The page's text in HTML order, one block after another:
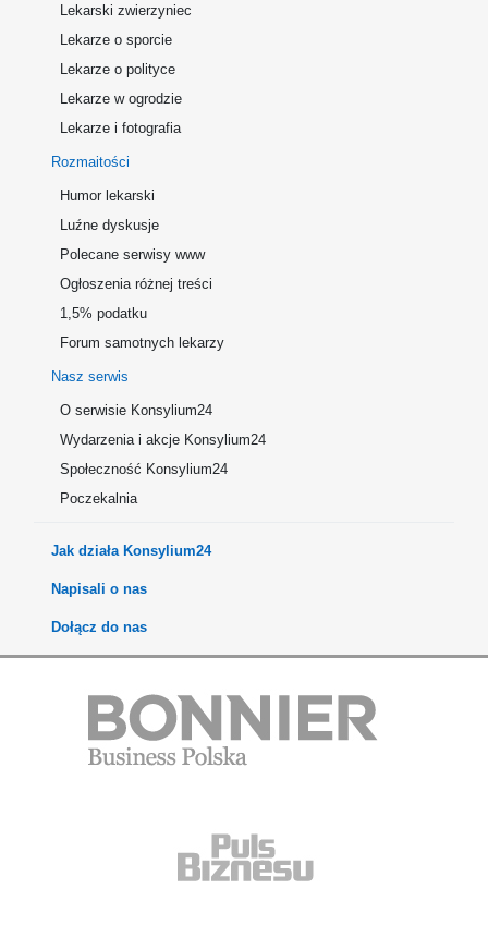
Lekarski zwierzyniec
Lekarze o sporcie
Lekarze o polityce
Lekarze w ogrodzie
Lekarze i fotografia
Rozmaitości
Humor lekarski
Luźne dyskusje
Polecane serwisy www
Ogłoszenia różnej treści
1,5% podatku
Forum samotnych lekarzy
Nasz serwis
O serwisie Konsylium24
Wydarzenia i akcje Konsylium24
Społeczność Konsylium24
Poczekalnia
Jak działa Konsylium24
Napisali o nas
Dołącz do nas